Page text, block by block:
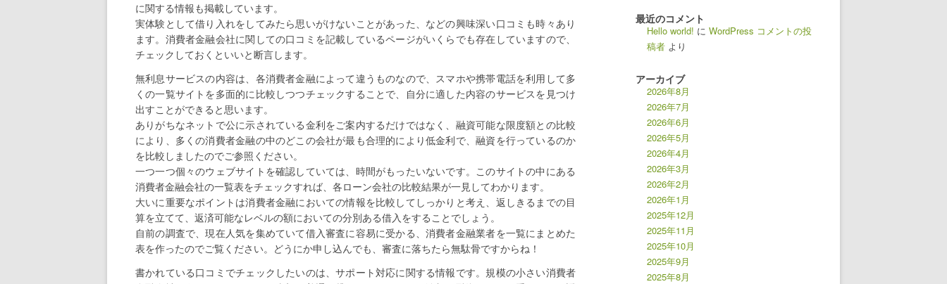
に関する情報も掲載しています。
実体験として借り入れをしてみたら思いがけないことがあった、などの興味深い口コミも時々あり
ます。消費者金融会社に関しての口コミを記載しているページがいくらでも存在していますので、
チェックしておくといいと断言します。
無利息サービスの内容は、各消費者金融によって違うものなので、スマホや携帯電話を利用して多
くの一覧サイトを多面的に比較しつつチェックすることで、自分に適した内容のサービスを見つけ
出すことができると思います。
ありがちなネットで公に示されている金利をご案内するだけではなく、融資可能な限度額との比較
により、多くの消費者金融の中のどこの会社が最も合理的により低金利で、融資を行っているのか
を比較しましたのでご参照ください。
一つ一つ個々のウェブサイトを確認していては、時間がもったいないです。このサイトの中にある
消費者金融会社の一覧表をチェックすれば、各ローン会社の比較結果が一見してわかります。
大いに重要なポイントは消費者金融においての情報を比較してしっかりと考え、返しきるまでの目
算を立てて、返済可能なレベルの額においての分別ある借入をすることでしょう。
自前の調査で、現在人気を集めていて借入審査に容易に受かる、消費者金融業者を一覧にまとめた
表を作ったのでご覧ください。どうにか申し込んでも、審査に落ちたら無駄骨ですからね！
書かれている口コミでチェックしたいのは、サポート対応に関する情報です。規模の小さい消費者
最近のコメント
Hello world! に WordPress コメントの投
稿者 より
アーカイブ
2026年8月
2026年7月
2026年6月
2026年5月
2026年4月
2026年3月
2026年2月
2026年1月
2025年12月
2025年11月
2025年10月
2025年9月
2025年8月